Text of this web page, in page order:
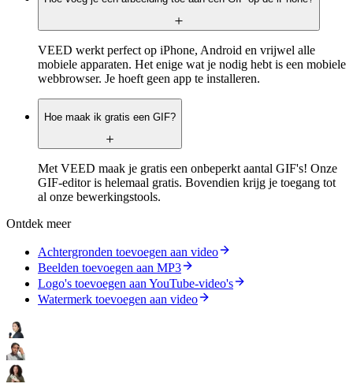
VEED werkt perfect op iPhone, Android en vrijwel alle
mobiele apparaten. Het enige wat je nodig hebt is een mobiele
webbrowser. Je hoeft geen app te installeren.
Hoe maak ik gratis een GIF?
Met VEED maak je gratis een onbeperkt aantal GIF's! Onze
GIF-editor is helemaal gratis. Bovendien krijg je toegang tot
al onze bewerkingstools.
Ontdek meer
Achtergronden toevoegen aan video
Beelden toevoegen aan MP3
Logo's toevoegen aan YouTube-video's
Watermerk toevoegen aan video